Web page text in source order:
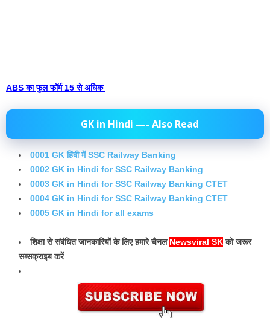
ABS का फुल फॉर्म 15 से अधिक
GK in Hindi —- Also Read
0001 GK हिंदी में SSC Railway Banking
0002 GK in Hindi for SSC Railway Banking
0003 GK in Hindi for SSC Railway Banking CTET
0004 GK in Hindi for SSC Railway Banking CTET
0005 GK in Hindi for all exams
शिक्षा से संबंधित जानकारियों के लिए हमारे चैनल Newsviral SKको जरूर
सब्सक्राइब करें